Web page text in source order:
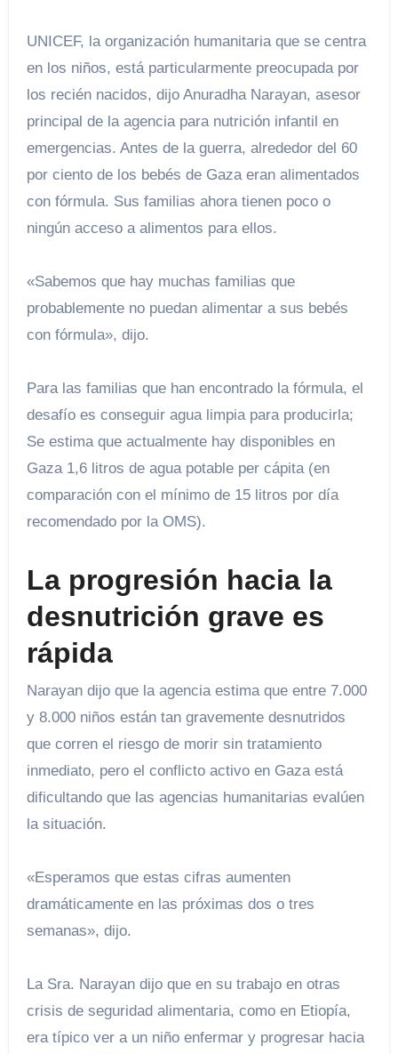
UNICEF, la organización humanitaria que se centra
en los niños, está particularmente preocupada por
los recién nacidos, dijo Anuradha Narayan, asesor
principal de la agencia para nutrición infantil en
emergencias. Antes de la guerra, alrededor del 60
por ciento de los bebés de Gaza eran alimentados
con fórmula. Sus familias ahora tienen poco o
ningún acceso a alimentos para ellos.
«Sabemos que hay muchas familias que
probablemente no puedan alimentar a sus bebés
con fórmula», dijo.
Para las familias que han encontrado la fórmula, el
desafío es conseguir agua limpia para producirla;
Se estima que actualmente hay disponibles en
Gaza 1,6 litros de agua potable per cápita (en
comparación con el mínimo de 15 litros por día
recomendado por la OMS).
La progresión hacia la
desnutrición grave es
rápida
Narayan dijo que la agencia estima que entre 7.000
y 8.000 niños están tan gravemente desnutridos
que corren el riesgo de morir sin tratamiento
inmediato, pero el conflicto activo en Gaza está
dificultando que las agencias humanitarias evalúen
la situación.
«Esperamos que estas cifras aumenten
dramáticamente en las próximas dos o tres
semanas», dijo.
La Sra. Narayan dijo que en su trabajo en otras
crisis de seguridad alimentaria, como en Etiopía,
era típico ver a un niño enfermar y progresar hacia